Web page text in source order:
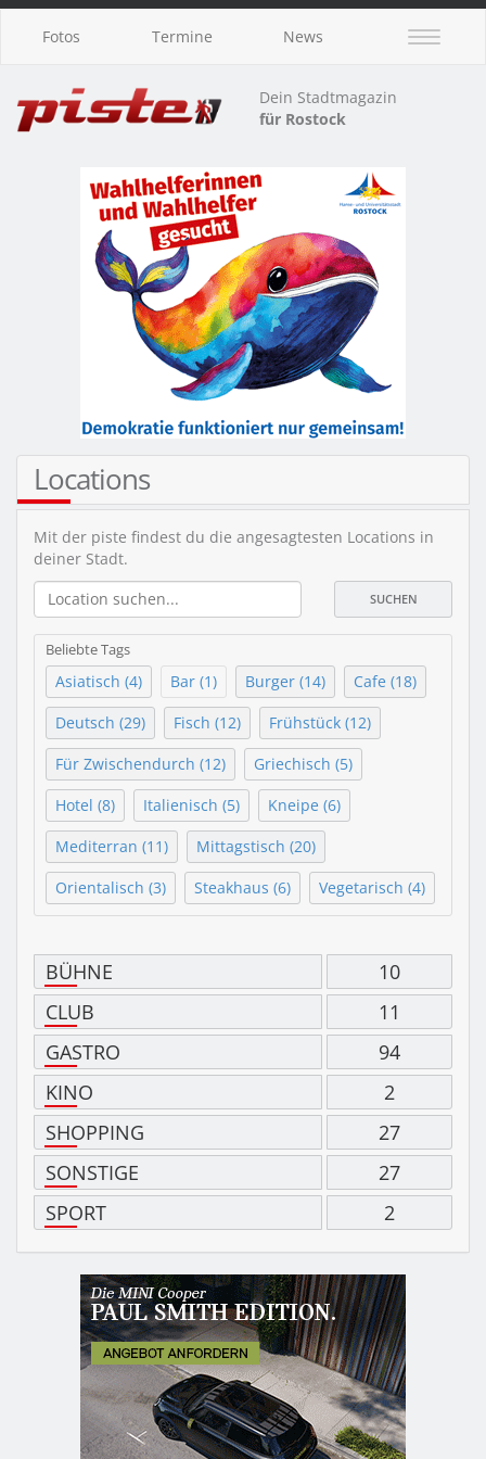
Fotos Termine News
Dein Stadtmagazin
für Rostock
Locations
Mit der piste findest du die angesagtesten Locations in
deiner Stadt.
SUCHEN
Beliebte Tags
Asiatisch (4) Bar (1) Burger (14)
Cafe (18)
Deutsch (29)
Fisch (12)
Frühstück (12)
Für Zwischendurch (12)
Griechisch (5)
Hotel (8)
Italienisch (5)
Kneipe (6)
Mediterran (11)
Mittagstisch (20)
Orientalisch (3)
Steakhaus (6) Vegetarisch (4)
BÜHNE
10
CLUB
11
GASTRO
94
KINO
2
SHOPPING
27
SONSTIGE
27
SPORT
2